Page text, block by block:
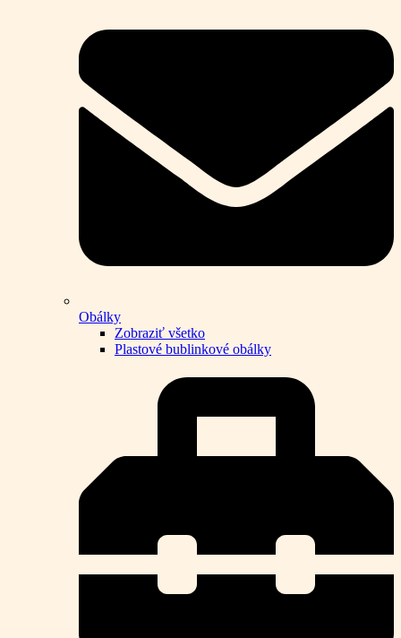
Obálky
Zobraziť všetko
Plastové bublinkové obálky